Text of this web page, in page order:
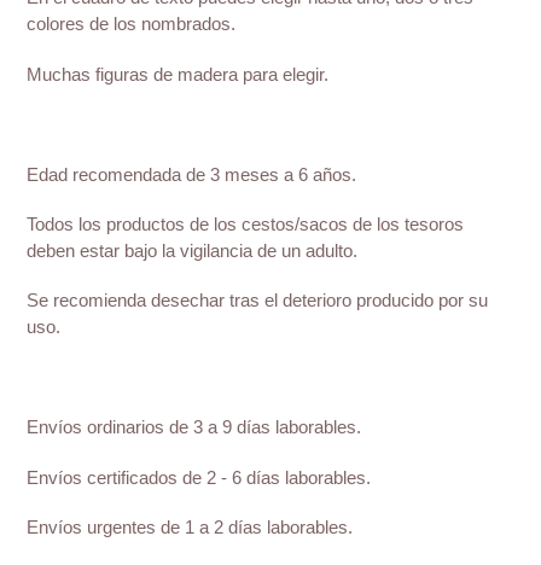
colores de los nombrados.
Muchas figuras de madera para elegir.
Edad recomendada de 3 meses a 6 años.
Todos los productos de los cestos/sacos de los tesoros
deben estar bajo la vigilancia de un adulto.
Se recomienda desechar tras el deterioro producido por su
uso.
Envíos ordinarios de 3 a 9 días laborables.
Envíos certificados de 2 - 6 días laborables.
Envíos urgentes de 1 a 2 días laborables.